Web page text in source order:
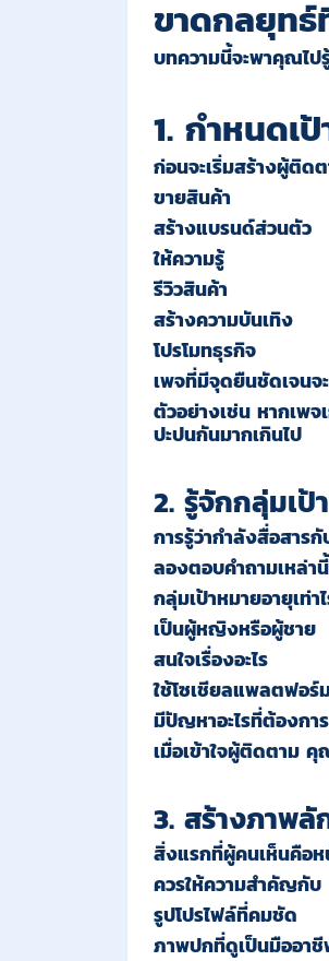
ขาดกลยุทธ์
บทความนี้จะพาคุณไป
1. กำหนดเ
ก่อนจะเริ่มสร้างผู้ติด
ขายสินค้า
สร้างแบรนด์ส่วนตัว
ให้ความรู้
รีวิวสินค้า
สร้างความบันเทิง
โปรโมทธุรกิจ
เพจที่มีจุดยืนชัดเจนจ
ตัวอย่างเช่น หากเพ
ปะปนกันมากเกินไป
2. รู้จักกลุ่มเป้
การรู้ว่ากำลังสื่อสาร
ลองตอบคำถามเหล่านี้
กลุ่มเป้าหมายอายุเท่า
เป็นผู้หญิงหรือผู้ชาย
สนใจเรื่องอะไร
ใช้โซเชียลแพลตฟอร์
มีปัญหาอะไรที่ต้องกา
เมื่อเข้าใจผู้ติดตาม คุ
3. สร้างภาพลั
สิ่งแรกที่ผู้คนเห็นคือห
ควรให้ความสำคัญกับ
รูปโปรไฟล์ที่คมชัด
ภาพปกที่ดูเป็นมืออา